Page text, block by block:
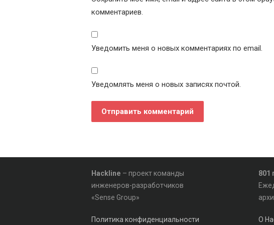
комментариев.
Уведомить меня о новых комментариях по email.
Уведомлять меня о новых записях почтой.
Hackline – проект команды
инженеров-разработчиков
«Sense Group»
Политика конфиденциальности
801
О